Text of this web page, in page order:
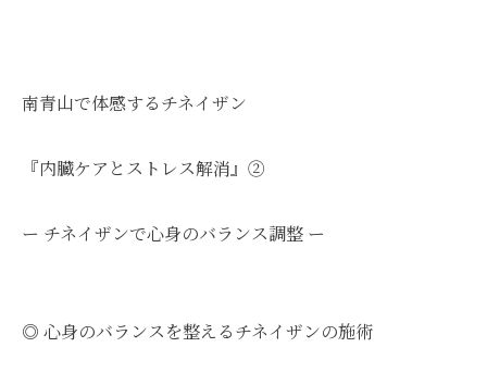
南青山で体感するチネイザン
『内臓ケアとストレス解消』②
ー チネイザンで心身のバランス調整 ー
◎ 心身のバランスを整えるチネイザンの施術